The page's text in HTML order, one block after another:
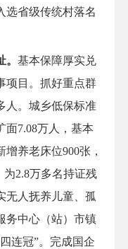
选省级传统村落名
基本保障厚实兑
项目。抓好重点群
人。城乡低保标准
面7.08万人，基本
养老床位900张，
2.8万多名持证残
无人抚养儿童、孤
务中心（站）市镇
连冠”。完成国企